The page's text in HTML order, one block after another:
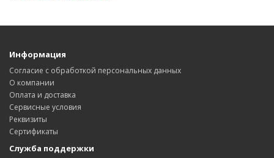
Информация
Согласие с обработкой персональных данных
О компании
Оплата и доставка
Сервисные условия
Реквизиты
Сертификаты
Служба поддержки